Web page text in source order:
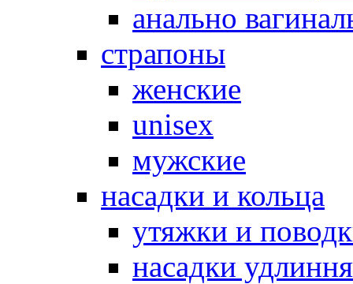
анально
страпоны
женские
unisex
мужские
насадки и кольца
утяжки и
насадки